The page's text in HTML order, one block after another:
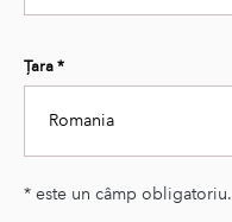
Țara *
Romania
Second
* este un câmp obligatoriu.